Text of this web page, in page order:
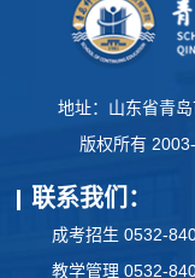
地址：山东省青
版权所有
联系我们：
成考招生 0532-
教学管理 0532-